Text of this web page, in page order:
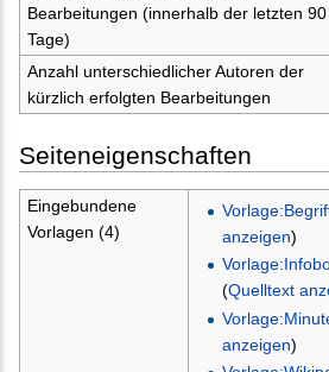
Bearbeitungen (innerhalb der letzten 90
Tage)
Anzahl unterschiedlicher Autoren der
kürzlich erfolgten Bearbeitungen
Seiteneigenschaften
Eingebundene
Vorlagen (4)
anzeigen)
(Quelltext
anzeigen)